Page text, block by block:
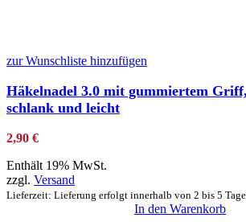
zur Wunschliste hinzufügen
Häkelnadel 3.0 mit gummiertem
schlank und leicht
2,90 €
Enthält 19% MwSt.
zzgl. Versand
Lieferzeit: Lieferung erfolgt innerhalb von 2 bis 5
In den Warenkorb